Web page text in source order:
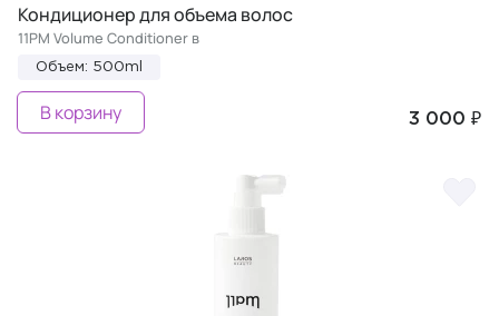
Кондиционер для объема волос
11PM Volume Conditioner в
Объем: 500ml
3 000 ₽
В корзину